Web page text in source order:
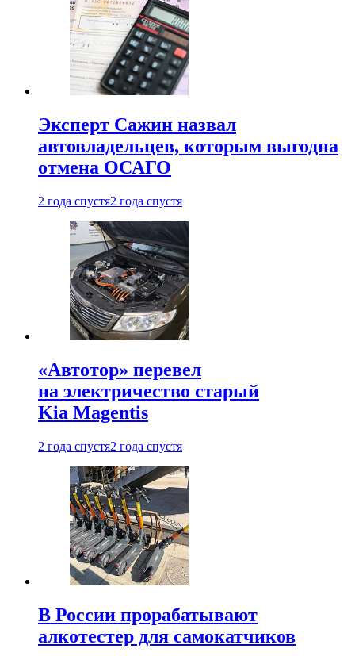
Эксперт Сажин назвал
автовладельцев, которым выгодна
отмена ОСАГО
2 года спустя2 года спустя
«Автотор» перевел
на электричество старый
Kia Magentis
2 года спустя2 года спустя
В России прорабатывают
алкотестер для самокатчиков